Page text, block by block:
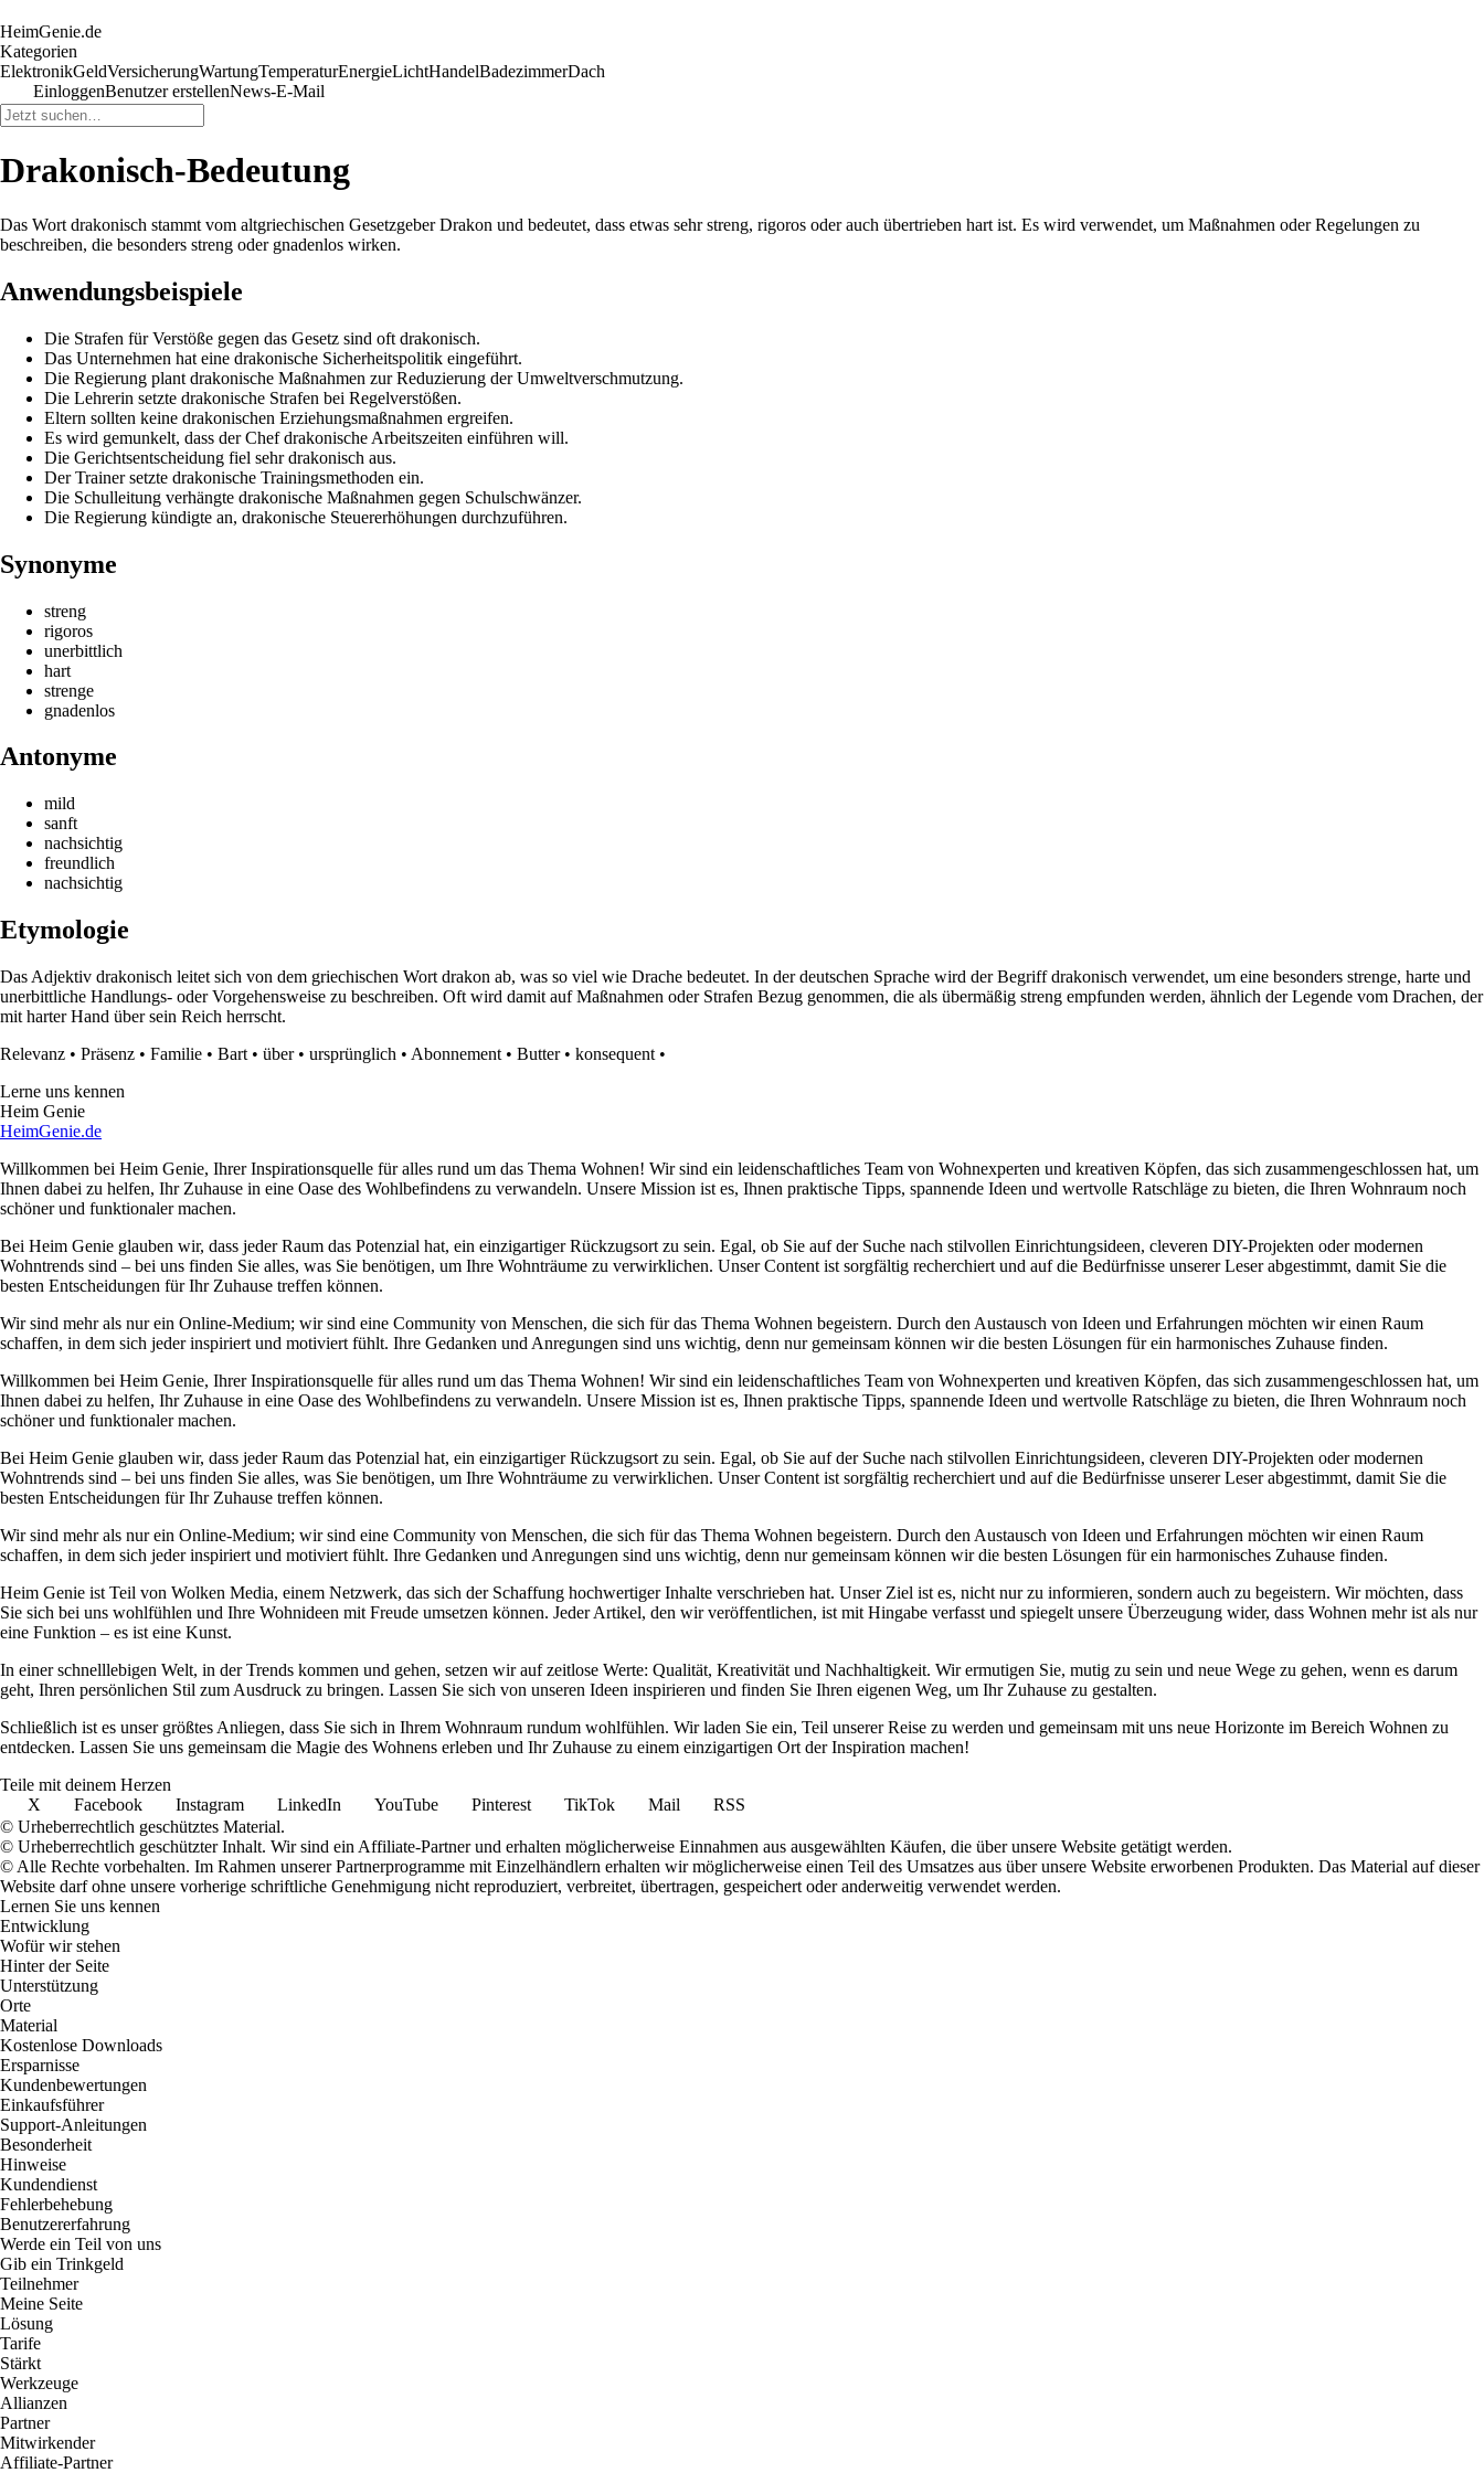
HeimGenie.de
Kategorien
ElektronikGeldVersicherungWartungTemperaturEnergieLichtHandelBadezimmerDach
EinloggenBenutzer erstellenNews-E-Mail
Drakonisch-Bedeutung
Das Wort drakonisch stammt vom altgriechischen Gesetzgeber Drakon und bedeutet, dass etwas sehr streng, rigoros oder auch übertrieben hart ist. Es wird verwendet, um Maßnahmen oder Regelungen zu
beschreiben, die besonders streng oder gnadenlos wirken.
Anwendungsbeispiele
Die Strafen für Verstöße gegen das Gesetz sind oft drakonisch.
Das Unternehmen hat eine drakonische Sicherheitspolitik eingeführt.
Die Regierung plant drakonische Maßnahmen zur Reduzierung der Umweltverschmutzung.
Die Lehrerin setzte drakonische Strafen bei Regelverstößen.
Eltern sollten keine drakonischen Erziehungsmaßnahmen ergreifen.
Es wird gemunkelt, dass der Chef drakonische Arbeitszeiten einführen will.
Die Gerichtsentscheidung fiel sehr drakonisch aus.
Der Trainer setzte drakonische Trainingsmethoden ein.
Die Schulleitung verhängte drakonische Maßnahmen gegen Schulschwänzer.
Die Regierung kündigte an, drakonische Steuererhöhungen durchzuführen.
Synonyme
streng
rigoros
unerbittlich
hart
strenge
gnadenlos
Antonyme
mild
sanft
nachsichtig
freundlich
nachsichtig
Etymologie
Das Adjektiv drakonisch leitet sich von dem griechischen Wort drakon ab, was so viel wie Drache bedeutet. In der deutschen Sprache wird der Begriff drakonisch verwendet, um eine besonders strenge, harte und
unerbittliche Handlungs- oder Vorgehensweise zu beschreiben. Oft wird damit auf Maßnahmen oder Strafen Bezug genommen, die als übermäßig streng empfunden werden, ähnlich der Legende vom Drachen, der
mit harter Hand über sein Reich herrscht.
Relevanz • Präsenz • Familie • Bart • über• ursprünglich • Abonnement • Butter• konsequent •
Lerne uns kennen
Heim Genie
HeimGenie.de
Willkommen bei Heim Genie, Ihrer Inspirationsquelle für alles rund um das Thema Wohnen! Wir sind ein leidenschaftliches Team von Wohnexperten und kreativen Köpfen, das sich zusammengeschlossen hat, um
Ihnen dabei zu helfen, Ihr Zuhause in eine Oase des Wohlbefindens zu verwandeln. Unsere Mission ist es, Ihnen praktische Tipps, spannende Ideen und wertvolle Ratschläge zu bieten, die Ihren Wohnraum noch
schöner und funktionaler machen.
Bei Heim Genie glauben wir, dass jeder Raum das Potenzial hat, ein einzigartiger Rückzugsort zu sein. Egal, ob Sie auf der Suche nach stilvollen Einrichtungsideen, cleveren DIY-Projekten oder modernen
Wohntrends sind – bei uns finden Sie alles, was Sie benötigen, um Ihre Wohnträume zu verwirklichen. Unser Content ist sorgfältig recherchiert und auf die Bedürfnisse unserer Leser abgestimmt, damit Sie die
besten Entscheidungen für Ihr Zuhause treffen können.
Wir sind mehr als nur ein Online-Medium; wir sind eine Community von Menschen, die sich für das Thema Wohnen begeistern. Durch den Austausch von Ideen und Erfahrungen möchten wir einen Raum
schaffen, in dem sich jeder inspiriert und motiviert fühlt. Ihre Gedanken und Anregungen sind uns wichtig, denn nur gemeinsam können wir die besten Lösungen für ein harmonisches Zuhause finden.
Willkommen bei Heim Genie, Ihrer Inspirationsquelle für alles rund um das Thema Wohnen! Wir sind ein leidenschaftliches Team von Wohnexperten und kreativen Köpfen, das sich zusammengeschlossen hat, um
Ihnen dabei zu helfen, Ihr Zuhause in eine Oase des Wohlbefindens zu verwandeln. Unsere Mission ist es, Ihnen praktische Tipps, spannende Ideen und wertvolle Ratschläge zu bieten, die Ihren Wohnraum noch
schöner und funktionaler machen.
Bei Heim Genie glauben wir, dass jeder Raum das Potenzial hat, ein einzigartiger Rückzugsort zu sein. Egal, ob Sie auf der Suche nach stilvollen Einrichtungsideen, cleveren DIY-Projekten oder modernen
Wohntrends sind – bei uns finden Sie alles, was Sie benötigen, um Ihre Wohnträume zu verwirklichen. Unser Content ist sorgfältig recherchiert und auf die Bedürfnisse unserer Leser abgestimmt, damit Sie die
besten Entscheidungen für Ihr Zuhause treffen können.
Wir sind mehr als nur ein Online-Medium; wir sind eine Community von Menschen, die sich für das Thema Wohnen begeistern. Durch den Austausch von Ideen und Erfahrungen möchten wir einen Raum
schaffen, in dem sich jeder inspiriert und motiviert fühlt. Ihre Gedanken und Anregungen sind uns wichtig, denn nur gemeinsam können wir die besten Lösungen für ein harmonisches Zuhause finden.
Heim Genie ist Teil von Wolken Media, einem Netzwerk, das sich der Schaffung hochwertiger Inhalte verschrieben hat. Unser Ziel ist es, nicht nur zu informieren, sondern auch zu begeistern. Wir möchten, dass
Sie sich bei uns wohlfühlen und Ihre Wohnideen mit Freude umsetzen können. Jeder Artikel, den wir veröffentlichen, ist mit Hingabe verfasst und spiegelt unsere Überzeugung wider, dass Wohnen mehr ist als nur
eine Funktion – es ist eine Kunst.
In einer schnelllebigen Welt, in der Trends kommen und gehen, setzen wir auf zeitlose Werte: Qualität, Kreativität und Nachhaltigkeit. Wir ermutigen Sie, mutig zu sein und neue Wege zu gehen, wenn es darum
geht, Ihren persönlichen Stil zum Ausdruck zu bringen. Lassen Sie sich von unseren Ideen inspirieren und finden Sie Ihren eigenen Weg, um Ihr Zuhause zu gestalten.
Schließlich ist es unser größtes Anliegen, dass Sie sich in Ihrem Wohnraum rundum wohlfühlen. Wir laden Sie ein, Teil unserer Reise zu werden und gemeinsam mit uns neue Horizonte im Bereich Wohnen zu
entdecken. Lassen Sie uns gemeinsam die Magie des Wohnens erleben und Ihr Zuhause zu einem einzigartigen Ort der Inspiration machen!
Teile mit deinem Herzen
X
Facebook Instagram LinkedIn YouTube Pinterest TikTok Mail
RSS
© Urheberrechtlich geschütztes Material.
© Urheberrechtlich geschützter Inhalt. Wir sind ein Affiliate-Partner und erhalten möglicherweise Einnahmen aus ausgewählten Käufen, die über unsere Website getätigt werden.
© Alle Rechte vorbehalten. Im Rahmen unserer Partnerprogramme mit Einzelhändlern erhalten wir möglicherweise einen Teil des Umsatzes aus über unsere Website erworbenen Produkten. Das Material auf dieser
Website darf ohne unsere vorherige schriftliche Genehmigung nicht reproduziert, verbreitet, übertragen, gespeichert oder anderweitig verwendet werden.
Lernen Sie uns kennen
Entwicklung
Wofür wir stehen
Hinter der Seite
Unterstützung
Orte
Material
Kostenlose Downloads
Ersparnisse
Kundenbewertungen
Einkaufsführer
Support-Anleitungen
Besonderheit
Hinweise
Kundendienst
Fehlerbehebung
Benutzererfahrung
Werde ein Teil von uns
Gib ein Trinkgeld
Teilnehmer
Meine Seite
Lösung
Tarife
Stärkt
Werkzeuge
Allianzen
Partner
Mitwirkender
Affiliate-Partner